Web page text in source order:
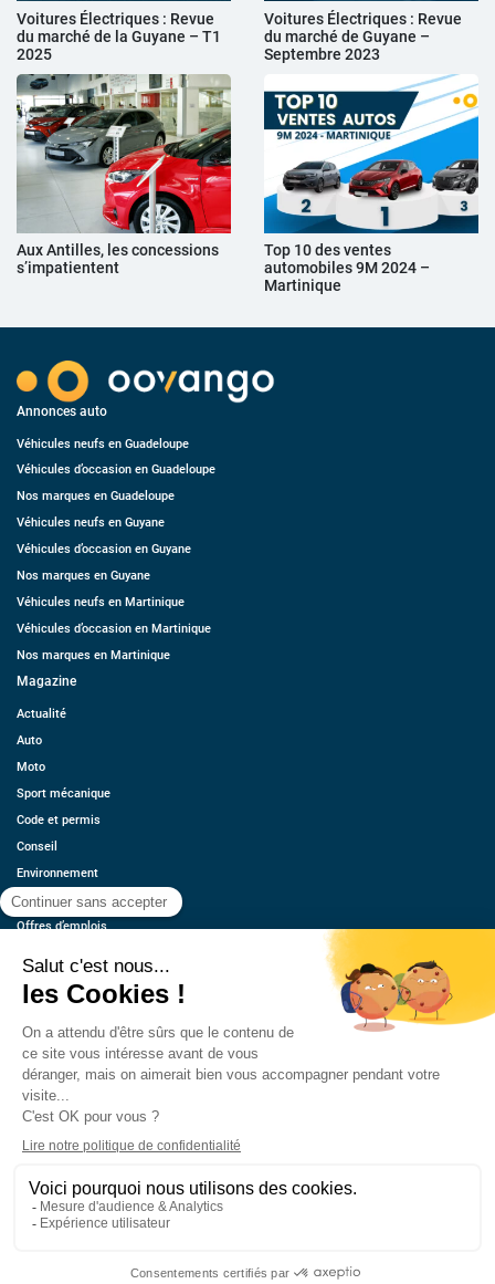
Voitures Électriques : Revue
du marché de la Guyane – T1
2025
Voitures Électriques : Revue
du marché de Guyane –
Septembre 2023
Aux Antilles, les concessions
s’impatientent
Top 10 des ventes
automobiles 9M 2024 –
Martinique
Annonces auto
Véhicules neufs en Guadeloupe
Véhicules d’occasion en Guadeloupe
Nos marques en Guadeloupe
Véhicules neufs en Guyane
Véhicules d’occasion en Guyane
Nos marques en Guyane
Véhicules neufs en Martinique
Véhicules d’occasion en Martinique
Nos marques en Martinique
Magazine
Actualité
Auto
Moto
Sport mécanique
Code et permis
Conseil
Environnement
Économie
Offres d’emplois
Contact
Estimez votre voiture
Mentions légales
CGU